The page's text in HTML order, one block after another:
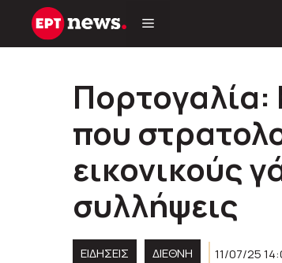
Μετάβαση
που
εικονικούς
συλλήψεις
ΕΙΔΗΣΕΙΣ ΔΙΕΘΝΗ 11/07/25